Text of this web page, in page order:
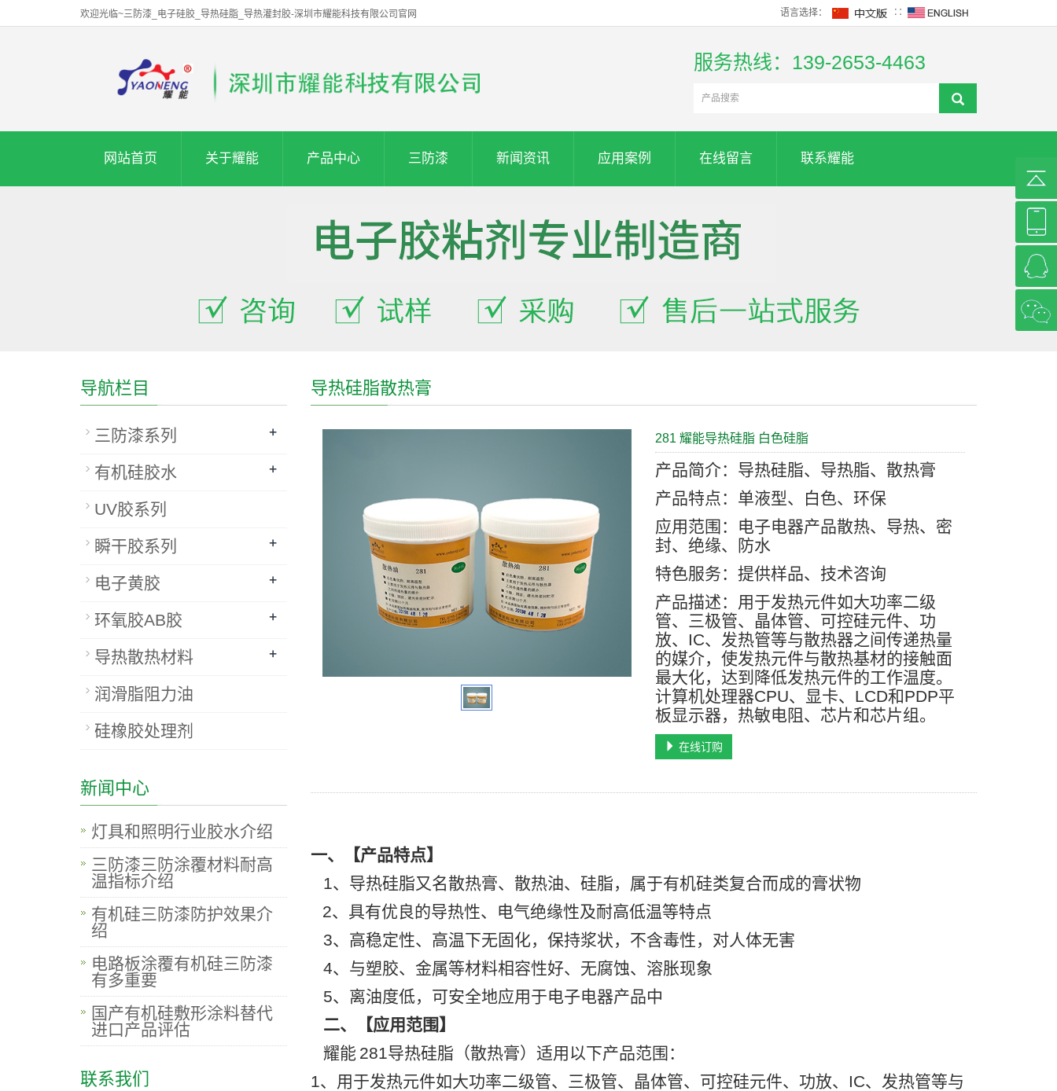
欢迎光临~三防漆_电子硅胶_导热硅脂_导热灌封胶-深圳市耀能科技有限公司官网 语言选择： ∷
服务热线：139-2653-4463
网站首页 关于耀能 产品中心 三防漆 新闻资讯 应用案例 在线留言 联系耀能
导热硅脂散热膏
281 耀能导热硅脂 白色硅脂
产品简介：导热硅脂、导热脂、散热膏
产品特点：单液型、白色、环保
应用范围：电子电器产品散热、导热、密
封、绝缘、防水
特色服务：提供样品、技术咨询
产品描述：用于发热元件如大功率二级
管、三极管、晶体管、可控硅元件、功
放、IC、发热管等与散热器之间传递热量
的媒介，使发热元件与散热基材的接触面
最大化，达到降低发热元件的工作温度。
计算机处理器CPU、显卡、LCD和PDP平
板显示器，热敏电阻、芯片和芯片组。
在线订购
一、【产品特点】
1、导热硅脂又名散热膏、散热油、硅脂，属于有机硅类复合而成的膏状物
2、具有优良的导热性、电气绝缘性及耐高低温等特点
3、高稳定性、高温下无固化，保持浆状，不含毒性，对人体无害
4、与塑胶、金属等材料相容性好、无腐蚀、溶胀现象
5、离油度低，可安全地应用于电子电器产品中
二、【应用范围】
耀能 281导热硅脂（散热膏）适用以下产品范围：
1、用于发热元件如大功率二级管、三极管、晶体管、可控硅元件、功放、
IC、发热管等与
导航栏目
三防漆系列 +
有机硅胶水 +
UV胶系列
瞬干胶系列 +
电子黄胶 +
环氧胶AB胶 +
导热散热材料 +
润滑脂阻力油
硅橡胶处理剂
新闻中心
灯具和照明行业胶水介绍
三防漆三防涂覆材料耐高
温指标介绍
有机硅三防漆防护效果介
绍
电路板涂覆有机硅三防漆
有多重要
国产有机硅敷形涂料替代
进口产品评估
联系我们